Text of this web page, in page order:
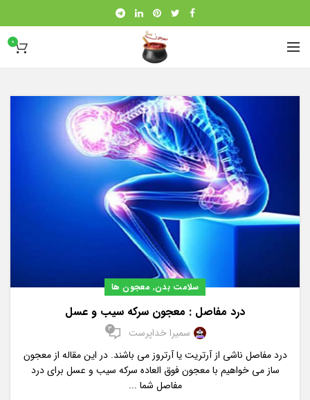
0
سلامت بدن, معجون ها
درد مفاصل : معجون سرکه سیب و عسل
سمیرا خداپرست 3
درد مفاصل ناشی از آرتریت یا آرتروز می باشند. در این مقاله از معجون
ساز می خواهیم با معجون فوق العاده سرکه سیب و عسل برای درد
مفاصل شما ...